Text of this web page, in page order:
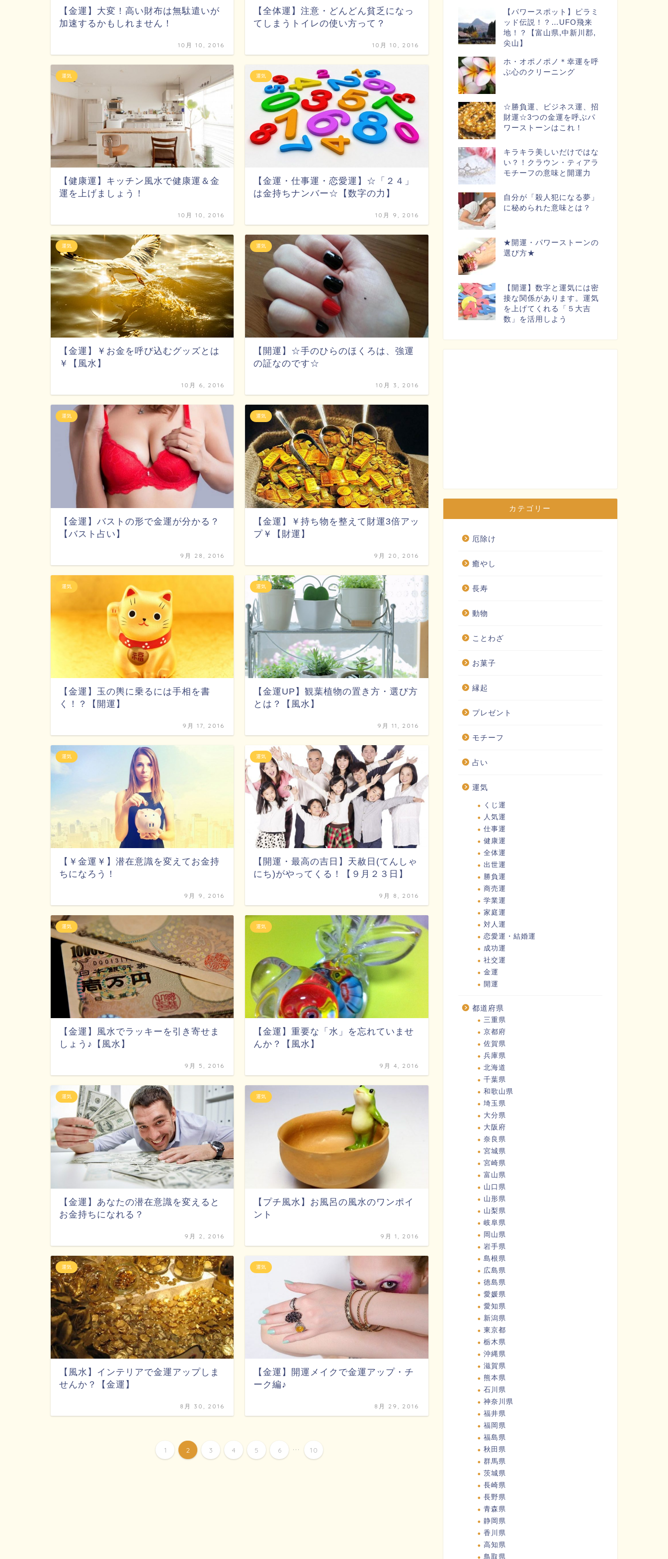
【金運】大変！高い財布は無駄遣いが
加速するかもしれません！
10月 10, 2016
【全体運】注意・どんどん貧乏になっ
てしまうトイレの使い方って？
10月 10, 2016
運気
【健康運】キッチン風水で健康運＆金
運を上げましょう！
10月 10, 2016
運気
【金運・仕事運・恋愛運】☆「２４」
は金持ちナンバー☆【数字の力】
10月 9, 2016
運気
【金運】￥お金を呼び込むグッズとは
￥【風水】
10月 6, 2016
運気
【開運】☆手のひらのほくろは、強運
の証なのです☆
10月 3, 2016
運気
【金運】バストの形で金運が分かる？
【バスト占い】
9月 28, 2016
運気
【金運】￥持ち物を整えて財運3倍アッ
プ￥【財運】
9月 20, 2016
運気
【金運】玉の輿に乗るには手相を書
く！？【開運】
9月 17, 2016
運気
【金運UP】観葉植物の置き方・選び方
とは？【風水】
9月 11, 2016
運気
【￥金運￥】潜在意識を変えてお金持
ちになろう！
9月 9, 2016
運気
【開運・最高の吉日】天赦日(てんしゃ
にち)がやってくる！【９月２３日】
9月 8, 2016
運気
【金運】風水でラッキーを引き寄せま
しょう♪【風水】
9月 5, 2016
運気
【金運】重要な「水」を忘れていませ
んか？【風水】
9月 4, 2016
運気
【金運】あなたの潜在意識を変えると
お金持ちになれる？
9月 2, 2016
運気
【プチ風水】お風呂の風水のワンポイ
ント
9月 1, 2016
運気
【風水】インテリアで金運アップしま
せんか？【金運】
8月 30, 2016
運気
【金運】開運メイクで金運アップ・チ
ーク編♪
8月 29, 2016
1 2 3 4 5 6 ... 10
【パワースポット】ピラミ
ッド伝説！？…UFO飛来
地！？【富山県,中新川郡,
尖山】
ホ・オポノポノ＊幸運を呼
ぶ心のクリーニング
☆勝負運、ビジネス運、招
財運☆3つの金運を呼ぶパ
ワーストーンはこれ！
キラキラ美しいだけではな
い？！クラウン・ティアラ
モチーフの意味と開運力
自分が「殺人犯になる夢」
に秘められた意味とは？
★開運・パワーストーンの
選び方★
【開運】数字と運気には密
接な関係があります。運気
を上げてくれる「５大吉
数」を活用しよう
カテゴリー
厄除け
癒やし
長寿
動物
ことわざ
お菓子
縁起
プレゼント
モチーフ
占い
運気
くじ運
人気運
仕事運
健康運
全体運
出世運
勝負運
商売運
学業運
家庭運
対人運
恋愛運・結婚運
成功運
社交運
金運
開運
都道府県
三重県
京都府
佐賀県
兵庫県
北海道
千葉県
和歌山県
埼玉県
大分県
大阪府
奈良県
宮城県
宮崎県
富山県
山口県
山形県
山梨県
岐阜県
岡山県
岩手県
島根県
広島県
徳島県
愛媛県
愛知県
新潟県
東京都
栃木県
沖縄県
滋賀県
熊本県
石川県
神奈川県
福井県
福岡県
福島県
秋田県
群馬県
茨城県
長崎県
長野県
青森県
静岡県
香川県
高知県
鳥取県